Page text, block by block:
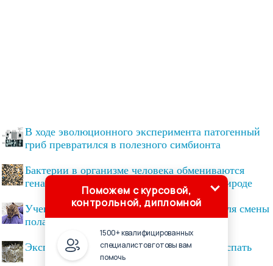
В ходе эволюционного эксперимента патогенный
гриб превратился в полезного симбионта
Бактерии в организме человека обмениваются
генами быстрее, чем это наблюдается в природе
Ученые применили технологию CRISPR для смены
пола потомства мышей
Эксперимент показал медузы тоже умеют спать
Поможем с курсовой,
контрольной, дипломной
1500+ квалифицированных
специалистов готовы вам
помочь